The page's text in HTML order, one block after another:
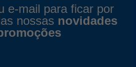
e-mail para ficar por
nossas novidades